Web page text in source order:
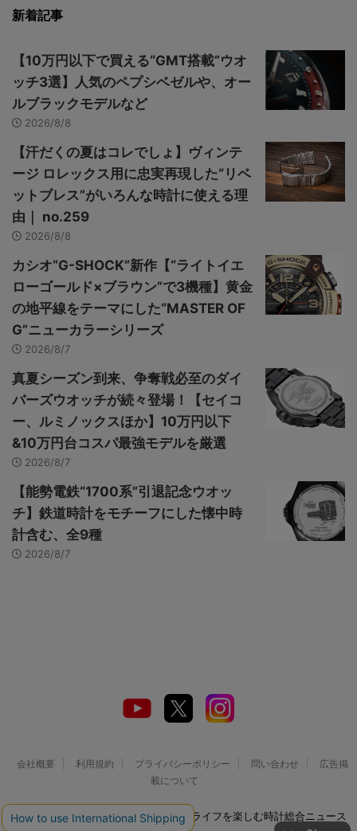
新着記事
【10万円以下で買える“GMT搭載”ウオ
ッチ3選】人気のペプシベゼルや、オー
ルブラックモデルなど
2026/8/8
【汗だくの夏はコレでしょ】ヴィンテ
ージ ロレックス用に忠実再現した“リベ
ットブレス”がいろんな時計に使える理
由｜ no.259
2026/8/8
カシオ“G-SHOCK”新作【“ライトイエ
ローゴールド×ブラウン”で3機種】黄金
の地平線をテーマにした“MASTER OF
G”ニューカラーシリーズ
2026/8/7
真夏シーズン到来、争奪戦必至のダイ
バーズウオッチが続々登場！【セイコ
ー、ルミノックスほか】10万円以下
&10万円台コスパ最強モデルを厳選
2026/8/7
【能勢電鉄“1700系”引退記念ウオッ
チ】鉄道時計をモチーフにした懐中時
計含む、全9種
2026/8/7
会社概要 利用規約 プライバシーポリシー 問い合わせ
広告掲
載について
© 2026 Watch LIFE NEWS｜ウオッチライフを楽しむ時計総合ニュース